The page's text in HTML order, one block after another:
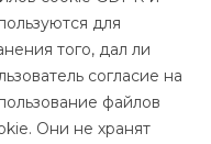
для
того, дал ли
согласие на
файлов
Они не хранят